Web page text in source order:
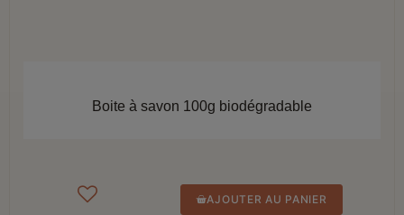
Boite à savon 100g biodégradable
AJOUTER AU PANIER